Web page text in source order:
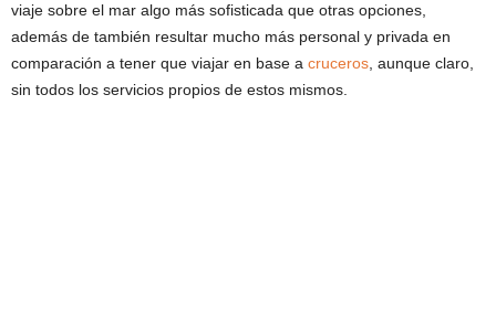
viaje sobre el mar algo más sofisticada que otras opciones,
además de también resultar mucho más personal y privada en
comparación a tener que viajar en base a cruceros , aunque claro,
sin todos los servicios propios de estos mismos.